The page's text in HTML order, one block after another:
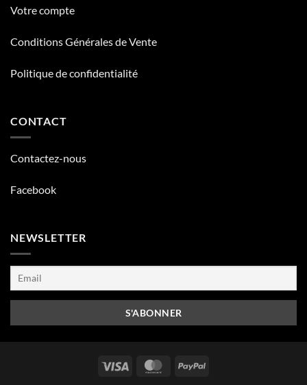
Votre compte
Conditions Générales de Vente
Politique de confidentialité
CONTACT
Contactez-nous
Facebook
NEWSLETTER
Visa MasterCardPayPal